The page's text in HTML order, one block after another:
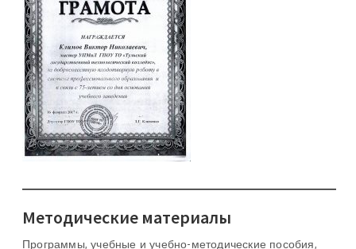
Методические материалы
Программы, учебные и учебно-методические пособия,